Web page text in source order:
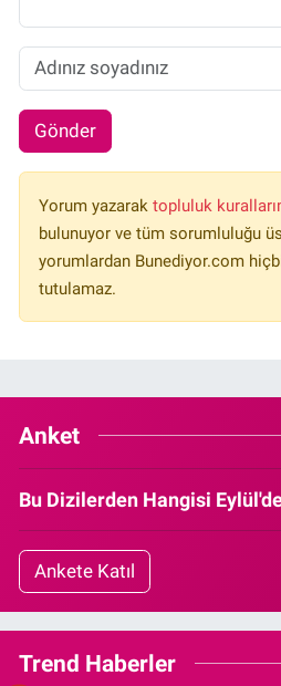
Gönder
Yorum yazarak topluluk
bulunuyor ve tüm sorumluluğu
yorumlardan Bunediyor.com
tutulamaz.
Anket
Bu Dizilerden Hangisi
Ankete Katıl
Trend Haberler